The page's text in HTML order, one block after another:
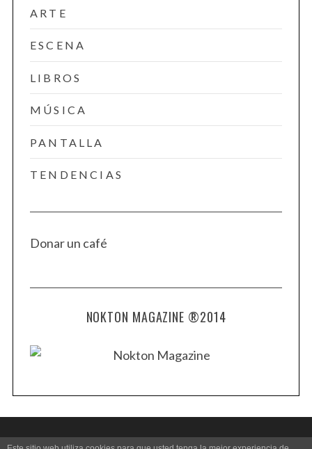
ARTE
ESCENA
LIBROS
MÚSICA
PANTALLA
TENDENCIAS
Donar un café
NOKTON MAGAZINE ®2014